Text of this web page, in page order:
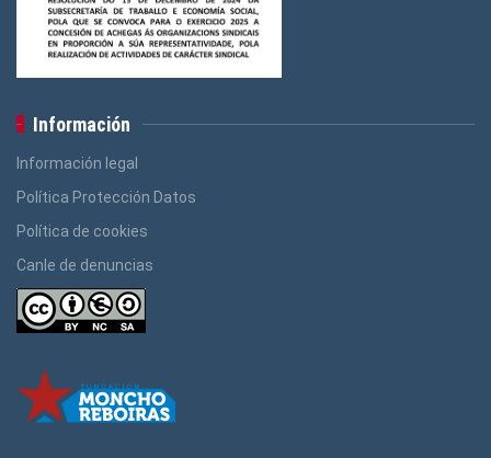
Información
Información legal
Política Protección Datos
Política de cookies
Canle de denuncias